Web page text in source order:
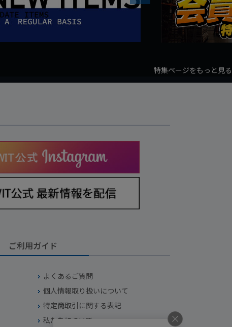
特集ページをもっと見る
ご利用ガイド
よくあるご質問
個人情報取り扱いについて
特定商取引に関する表記
私たちについて